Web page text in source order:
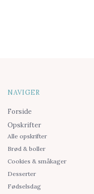
NAVIGER
Forside
Opskrifter
Alle opskrifter
Brød & boller
Cookies & småkager
Desserter
Fødselsdag